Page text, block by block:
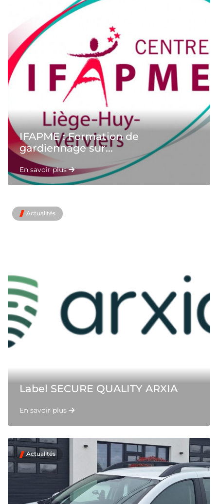
IFAPME : Formation de
gardiennage sur...
En savoir plus
Actualités
Label SECURE QUALITY ARXIA
En savoir plus
Actualités